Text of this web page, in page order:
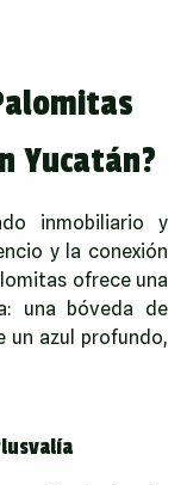
Yucatán?
inmobiliario y
y la conexión
ofrece una
una bóveda de
un azul profundo,